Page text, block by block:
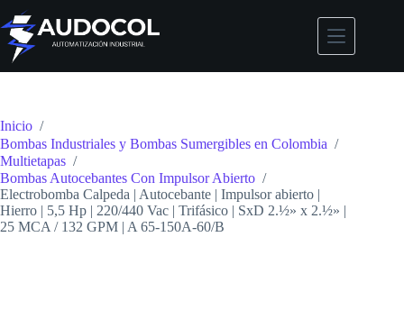
Saltar
al
contenido
Inicio /
Bombas Industriales y Bombas Sumergibles en Colombia /
Multietapas /
Bombas Autocebantes Con Impulsor Abierto /
Electrobomba Calpeda | Autocebante | Impulsor abierto |
Hierro | 5,5 Hp | 220/440 Vac | Trifásico | SxD 2.½» x 2.½» |
25 MCA / 132 GPM | A 65-150A-60/B